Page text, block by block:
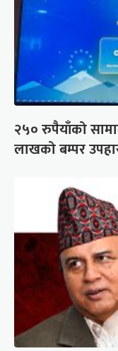
२५० रुपैयाँको
लाखको बम्पर